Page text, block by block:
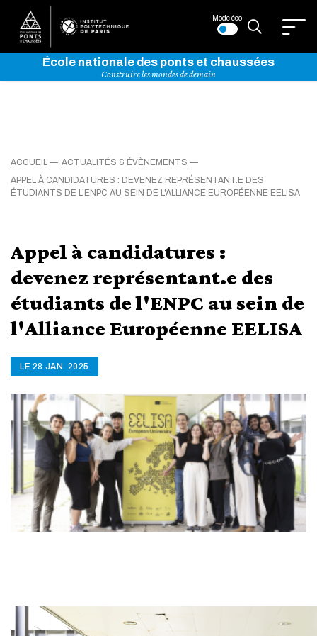
Mode éco
École nationale des ponts et chaussées
Construire les mondes de demain
ACCUEIL
ACTUALITÉS & ÉVÈNEMENTS
APPEL À CANDIDATURES : DEVENEZ REPRÉSENTANT.E DES
ÉTUDIANTS DE L'ENPC AU SEIN DE L'ALLIANCE EUROPÉENNE EELISA
Appel à candidatures :
devenez représentant.e des
étudiants de l'ENPC au sein de
l'Alliance Européenne EELISA
LE 28 JAN. 2025